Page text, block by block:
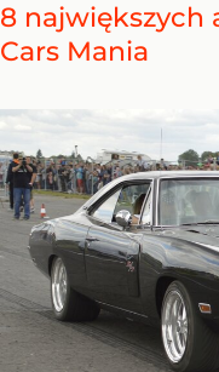
8 największych
Cars Mania